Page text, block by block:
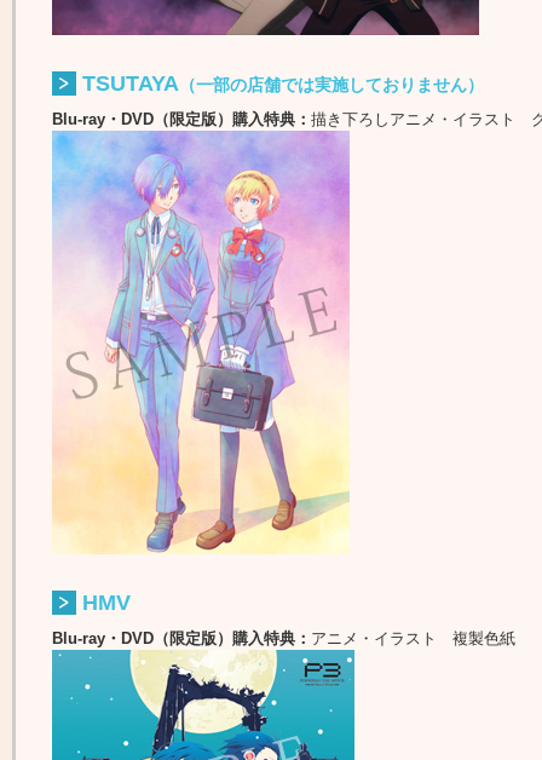
TSUTAYA （一部の店舗では実施しておりません）
Blu-ray・DVD（限定版）購入特典： 描き下ろしアニメ・イラスト
HMV
Blu-ray・DVD（限定版）購入特典： アニメ・イラスト 複製色紙